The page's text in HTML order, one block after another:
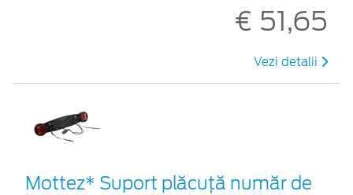
€ 51,65
Vezi detalii
Mottez* Suport plăcuță număr de